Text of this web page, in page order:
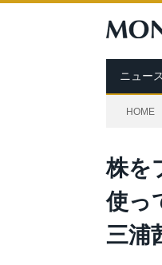
ニュース
HOME
株を
使っ
三浦